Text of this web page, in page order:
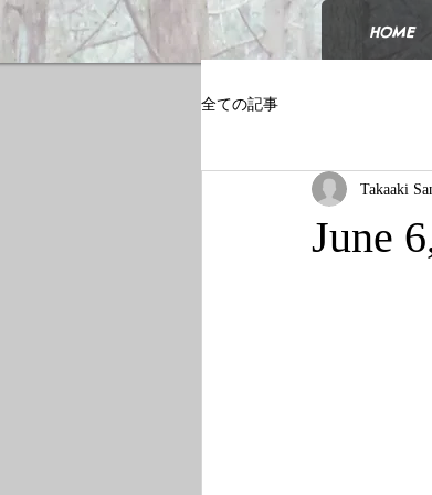
HOME
全ての記事
June
Takaaki